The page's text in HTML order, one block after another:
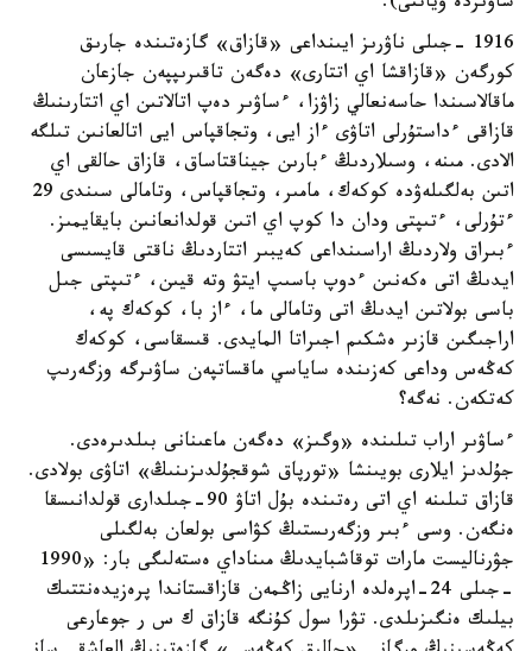
1916 -جىلى ناۋرىز ايىنداعى «قازاق» گازەتىندە جارىق
كورگەن «قازاقشا اي اتتارى» دەگەن تاقىرىپپەن جازعان
ماقالاسىندا حاسەنعالي زاۋزا، ءساۋىر دەپ اتالاتىن اي اتتارىنىڭ
قازاقى ءداستۇرلى اتاۋى ءاز ايى، وتجاقپاس ايى اتالعانىن تىلگە
الادى. مىنە، وسىلاردىڭ ءبارىن جيناقتاساق، قازاق حالقى اي
اتىن بەلگىلەۋدە كوكەك، مامىر، وتجاقپاس، وتامالى سىندى 29
ءتۇرلى، ءتىپتى ودان دا كوپ اي اتىن قولدانعانىن بايقايمىز.
ءبىراق ولاردىڭ اراسىنداعى كەيبىر اتتاردىڭ ناقتى قايسىسى
ايدىڭ اتى ەكەنىن ءدوپ باسىپ ايتۋ وتە قيىن، ءتىپتى جىل
باسى بولاتىن ايدىڭ اتى وتامالى ما، ءاز با، كوكەك پە،
اراجىگىن قازىر ەشكىم اجىراتا المايدى. قىسقاسى، كوكەك
كەڭەس وداعى كەزىندە ساياسي ماقساتپەن ساۋىرگە وزگەرىپ
كەتكەن. نەگە؟
ءساۋىر اراب تىلىندە «وگىز» دەگەن ماعىنانى بىلدىرەدى.
جۇلدىز ايلارى بويىنشا «تورپاق شوقجۇلدىزىنىڭ» اتاۋى بولادى.
قازاق تىلىنە اي اتى رەتىندە بۇل اتاۋ 90-جىلدارى قولدانىسقا
ەنگەن. وسى ءبىر وزگەرىستىڭ كۋاسى بولعان بەلگىلى
جۋرناليست مارات توقاشبايدىڭ مىناداي ەستەلىگى بار: «1990
-جىلى 24-اپرەلدە ارنايى زاڭمەن قازاقستاندا پرەزيدەنتتىك
بيلىك ەنگىزىلدى. تۋرا سول كۇنگە قازاق ك س ر جوعارعى